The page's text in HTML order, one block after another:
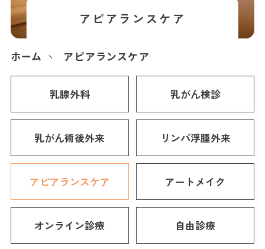
アピアランスケア
ホーム アピアランスケア
乳腺外科 乳がん検診
乳がん術後外来 リンパ浮腫外来
アピアランスケア アートメイク
オンライン診療 自由診療